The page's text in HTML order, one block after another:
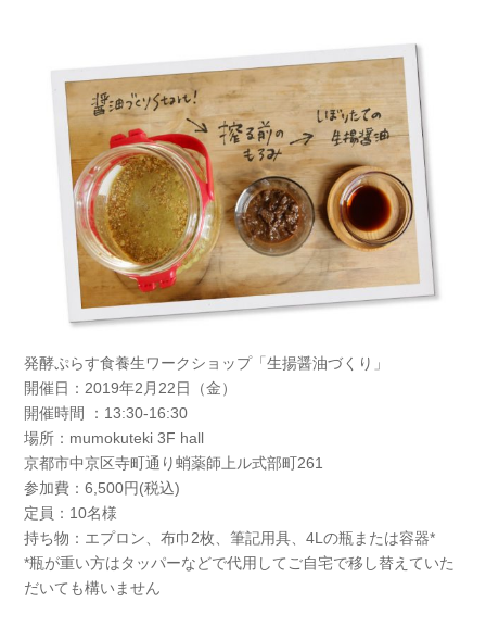
発酵ぷらす食養生ワークショップ「生揚醤油づくり」
開催日：2019年2月22日（金）
開催時間 ：13:30-16:30
場所：mumokuteki 3F hall
京都市中京区寺町通り蛸薬師上ル式部町261
参加費：6,500円(税込)
定員：10名様
持ち物：エプロン、布巾2枚、筆記用具、4Lの瓶または容器*
*瓶が重い方はタッパーなどで代用してご自宅で移し替えていた
だいても構いません